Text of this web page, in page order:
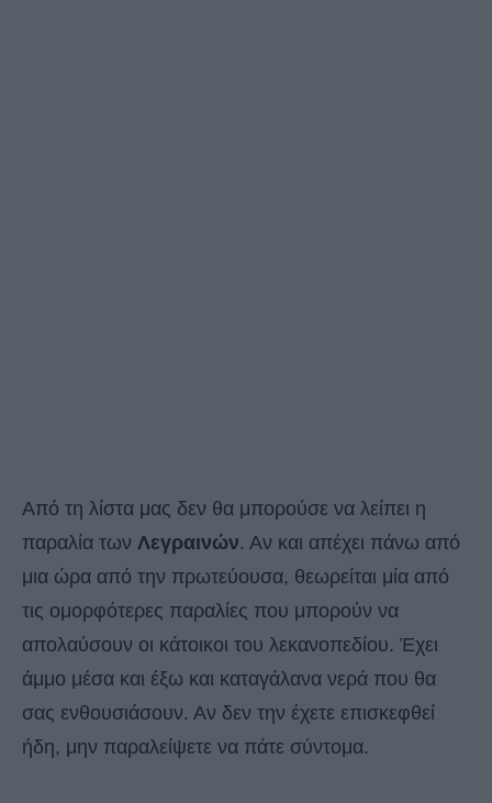
Από τη λίστα μας δεν θα μπορούσε να λείπει η
παραλία των Λεγραινών. Αν και απέχει πάνω από
μια ώρα από την πρωτεύουσα, θεωρείται μία από
τις ομορφότερες παραλίες που μπορούν να
απολαύσουν οι κάτοικοι του λεκανοπεδίου. Έχει
άμμο μέσα και έξω και καταγάλανα νερά που θα
σας ενθουσιάσουν. Αν δεν την έχετε επισκεφθεί
ήδη, μην παραλείψετε να πάτε σύντομα.